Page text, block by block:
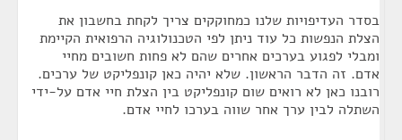
בסדר העדיפויות שלנו כמחוקקים צריך לקחת בחשבון את
הצלת הנפשות כל עוד ניתן לפי הטכנולוגיה הרפואית הקיימת
ומבלי לפגוע בערכים אחרים שהם לא פחות חשובים מחיי
אדם. זה הדבר הראשון. שלא יהיה כאן קונפליקט של ערכים.
רובנו כאן לא רואים שום קונפליקט בין הצלת חיי אדם על-ידי
השתלה לבין ערך אחר שווה בערכו לחיי אדם.